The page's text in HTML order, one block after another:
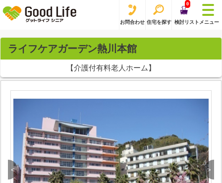
お問合わせ 住宅を探す
0
検討リスト メニュー
ライフケアガーデン熱川本館
【介護付有料老人ホーム】
< >